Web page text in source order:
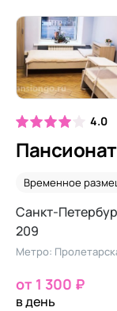
4.0
Временное
Санкт-
209
Метро:
от 1 300 ₽
в день